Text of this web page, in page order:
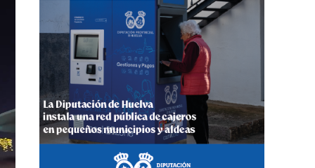
CUARTA CORRIDA DE LAS FIESTAS
COLOMBINAS 2026
hace 5 días· Huelvatv